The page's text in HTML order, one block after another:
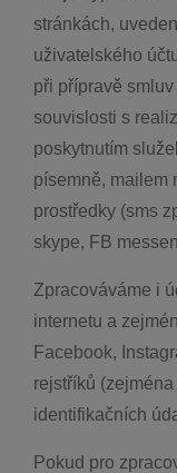
stránkách,
uživatelského
při přípravě
souvislosti s
poskytnutím
písemně, mailem
prostředky (sms
skype, FB
Zpracováváme i
internetu a
Facebook,
rejstříků
identifikačních
Pokud pro